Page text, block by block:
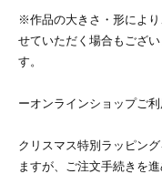
※作品の大きさ・形によ
せていただく場合もござ
す。
ーオンラインショップご
クリスマス特別ラッピン
ますが、ご注文手続きを